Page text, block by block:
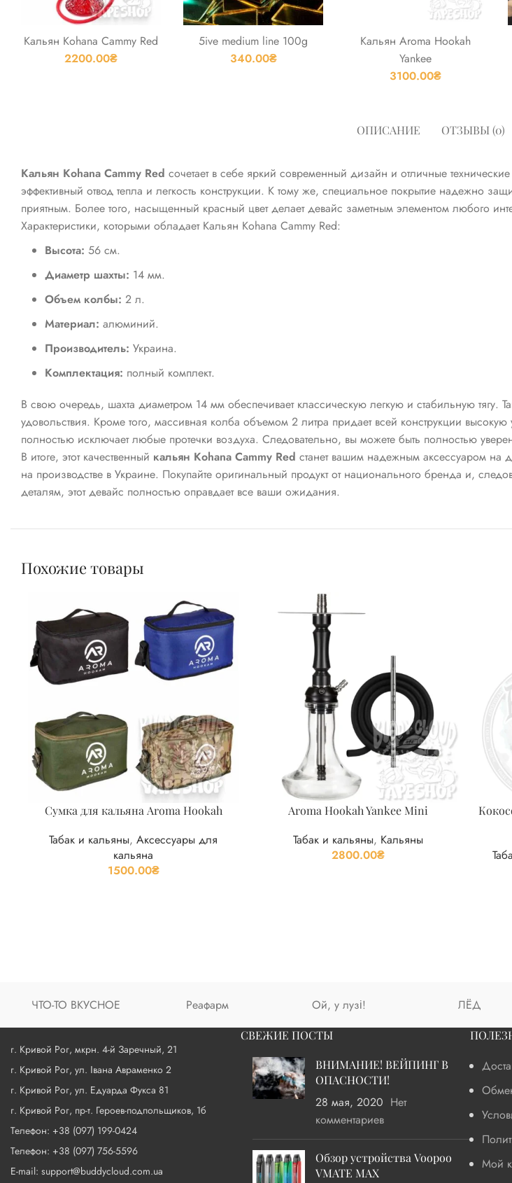
Кальян Kohana Cammy Red
2200.00₴
5ive medium line 100g
340.00₴
Кальян Aroma Hookah
Yankee
3100.00₴
ОПИСАНИЕ ОТЗЫВЫ (0)
Кальян Kohana Cammy Red сочетает в себе яркий современный дизайн и отличные
эффективный отвод тепла и легкость конструкции. К тому же, специальное покрытие надежно
приятным. Более того, насыщенный красный цвет делает девайс заметным элементом любого
Характеристики, которыми обладает Кальян Kohana Cammy Red:
Высота: 56 см.
Диаметр шахты: 14 мм.
Объем колбы: 2 л.
Материал: алюминий.
Производитель: Украина.
Комплектация: полный комплект.
В свою очередь, шахта диаметром 14 мм обеспечивает классическую легкую и стабильную тягу.
удовольствия. Кроме того, массивная колба объемом 2 литра придает всей конструкции
полностью исключает любые протечки воздуха. Следовательно, вы можете быть полностью
В итоге, этот качественный кальян Kohana Cammy Red станет вашим надежным аксессуаром на
на производстве в Украине. Покупайте оригинальный продукт от национального бренда и,
деталям, этот девайс полностью оправдает все ваши ожидания.
Похожие товары
Сумка для кальяна Aroma Hookah
Табак и кальяны, Аксессуары для
кальяна
1500.00₴
Aroma Hookah Yankee Mini
Табак и кальяны, Кальяны
2800.00₴
ЧТО-ТО ВКУСНОЕ Реафарм Ой, у лузі! ЛЁД
г. Кривой Рог, мкрн. 4-й Заречный, 21
г. Кривой Рог, ул. Івана Авраменко 2
г. Кривой Рог, ул. Едуарда Фукса 81
г. Кривой Рог, пр-т. Героев-подпольщиков, 1б
Телефон: +38 (097) 199-0424
Телефон: +38 (097) 756-5596
E-mail: support@buddycloud.com.ua
СВЕЖИЕ ПОСТЫ
ВНИМАНИЕ! ВЕЙПИНГ В
ОПАСНОСТИ!
28 мая, 2020 Нет
комментариев
Обзор устройства Voopoo
VMATE MAX
Мой